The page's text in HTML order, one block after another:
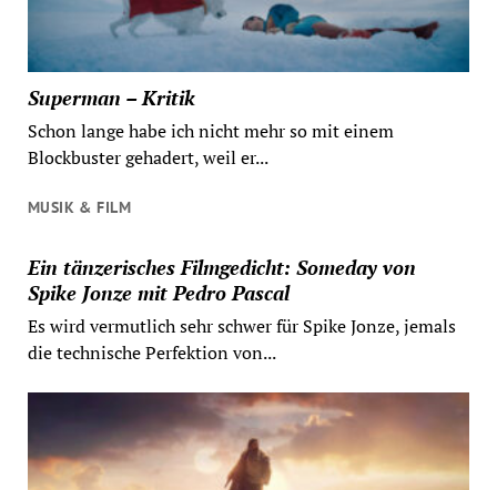
Superman – Kritik
Schon lange habe ich nicht mehr so mit einem
Blockbuster gehadert, weil er...
MUSIK & FILM
Ein tänzerisches Filmgedicht: Someday von
Spike Jonze mit Pedro Pascal
Es wird vermutlich sehr schwer für Spike Jonze, jemals
die technische Perfektion von...